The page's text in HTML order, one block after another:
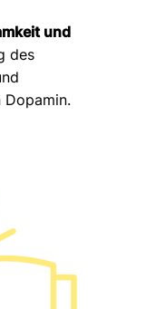
und
des
Dopamin.